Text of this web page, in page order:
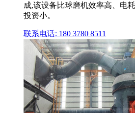
成,该设备比球磨机效率高、电
投资小。
联系电话: 180 3780 8511